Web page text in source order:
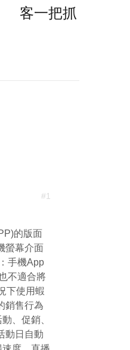
客一把抓
的版面
螢幕介面
手機App
不適合將
下使用蝦
銷售行為
、促銷、
動日自動
#1